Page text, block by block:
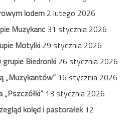
lodem 2 lutego 2026
Muzykanc 31 stycznia 2026
Motylki 29 stycznia 2026
Biedronki 26 stycznia 2026
„Muzykantów” 16 stycznia 2026
13 stycznia 2026
kolęd i pastorałek12